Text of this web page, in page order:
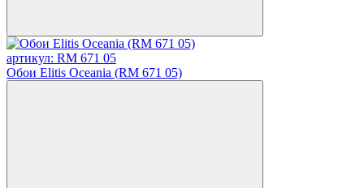
артикул: RM 671 05
Обои Elitis Oceania (RM 671 05)